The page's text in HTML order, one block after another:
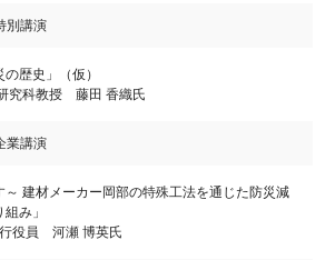
別講演
歴史」（仮）
究科教授 藤田 香織氏
業講演
～ 建材メーカー岡部の特殊工法を通じた防災減
み」
行役員 河瀬 博英氏